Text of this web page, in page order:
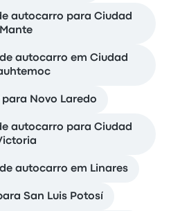
autocarro para Ciudad
Mante
autocarro em Ciudad
Novo Laredo
autocarro para Ciudad
autocarro em Linares
San Luis Potosí